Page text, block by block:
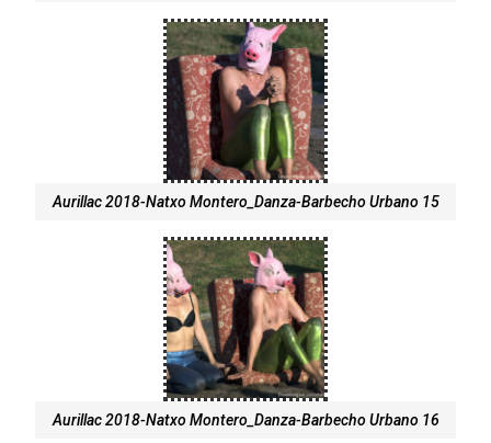
Aurillac 2018-Natxo Montero_Danza-Barbecho Urbano 15
Aurillac 2018-Natxo Montero_Danza-Barbecho Urbano 16